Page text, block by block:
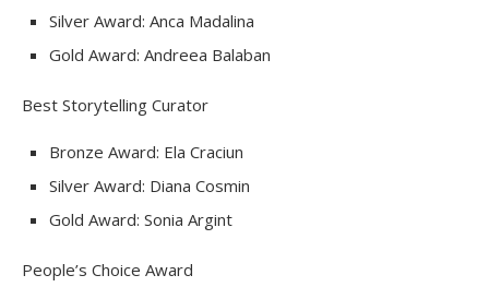
Silver Award: Anca Madalina
Gold Award: Andreea Balaban
Best Storytelling Curator
Bronze Award: Ela Craciun
Silver Award: Diana Cosmin
Gold Award: Sonia Argint
People’s Choice Award